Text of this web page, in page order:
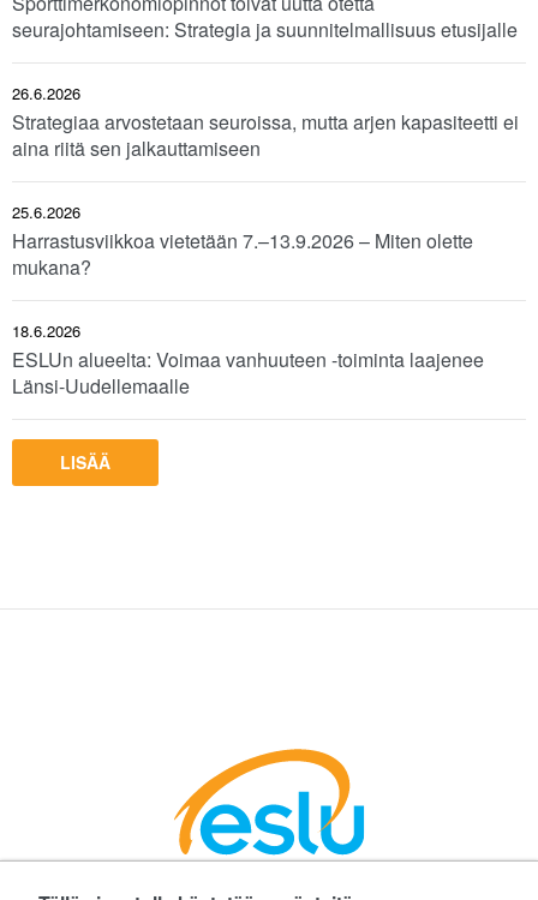
seurajohtamiseen: Strategia ja suunnitelmallisuus etusijalle
26.6.2026
Strategiaa arvostetaan seuroissa, mutta arjen kapasiteetti ei
aina riitä sen jalkauttamiseen
25.6.2026
Harrastusviikkoa vietetään 7.–13.9.2026 – Miten olette
mukana?
18.6.2026
ESLUn alueelta: Voimaa vanhuuteen -toiminta laajenee
Länsi-Uudellemaalle
LISÄÄ